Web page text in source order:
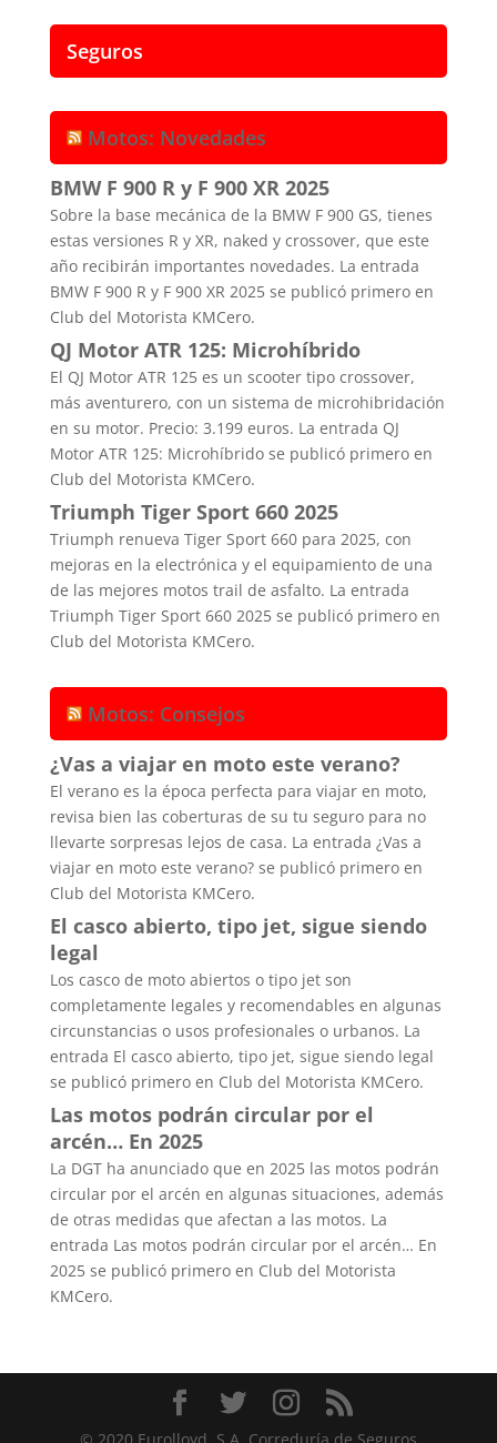
Seguros
Motos: Novedades
BMW F 900 R y F 900 XR 2025
Sobre la base mecánica de la BMW F 900 GS, tienes
estas versiones R y XR, naked y crossover, que este
año recibirán importantes novedades. La entrada
BMW F 900 R y F 900 XR 2025 se publicó primero en
Club del Motorista KMCero.
QJ Motor ATR 125: Microhíbrido
El QJ Motor ATR 125 es un scooter tipo crossover,
más aventurero, con un sistema de microhibridación
en su motor. Precio: 3.199 euros. La entrada QJ
Motor ATR 125: Microhíbrido se publicó primero en
Club del Motorista KMCero.
Triumph Tiger Sport 660 2025
Triumph renueva Tiger Sport 660 para 2025, con
mejoras en la electrónica y el equipamiento de una
de las mejores motos trail de asfalto. La entrada
Triumph Tiger Sport 660 2025 se publicó primero en
Club del Motorista KMCero.
Motos: Consejos
¿Vas a viajar en moto este verano?
El verano es la época perfecta para viajar en moto,
revisa bien las coberturas de su tu seguro para no
llevarte sorpresas lejos de casa. La entrada ¿Vas a
viajar en moto este verano? se publicó primero en
Club del Motorista KMCero.
El casco abierto, tipo jet, sigue siendo
legal
Los casco de moto abiertos o tipo jet son
completamente legales y recomendables en algunas
circunstancias o usos profesionales o urbanos. La
entrada El casco abierto, tipo jet, sigue siendo legal
se publicó primero en Club del Motorista KMCero.
Las motos podrán circular por el
arcén… En 2025
La DGT ha anunciado que en 2025 las motos podrán
circular por el arcén en algunas situaciones, además
de otras medidas que afectan a las motos. La
entrada Las motos podrán circular por el arcén… En
2025 se publicó primero en Club del Motorista
KMCero.